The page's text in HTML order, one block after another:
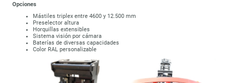
Opciones
Mástiles triplex entre 4600 y 12.500 mm
Preselector altura
Horquillas extensibles
Sistema visión por cámara
Baterías de diversas capacidades
Color RAL personalizable